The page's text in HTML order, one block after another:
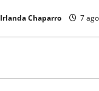
Irlanda Chaparro 7